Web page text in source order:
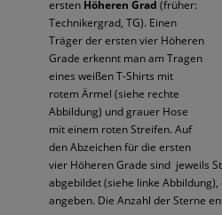
ersten Höheren Grad (früher:
Technikergrad, TG). Einen
Träger der ersten vier Höheren
Grade erkennt man am Tragen
eines weißen T-Shirts mit
rotem Ärmel (siehe rechte
Abbildung) und grauer Hose
mit einem roten Streifen. Auf
den Abzeichen für die ersten
vier Höheren Grade sind jeweils
abgebildet (siehe linke
angeben. Die Anzahl der Sterne